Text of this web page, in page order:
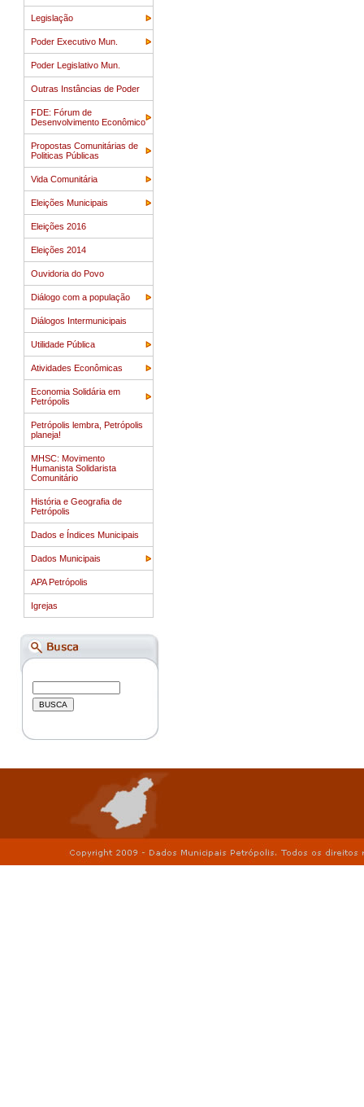
Legislação
Poder Executivo Mun.
Poder Legislativo Mun.
Outras Instâncias de Poder
FDE: Fórum de
Desenvolvimento Econômico
Propostas Comunitárias de
Politicas Públicas
Vida Comunitária
Eleições Municipais
Eleições 2016
Eleições 2014
Ouvidoria do Povo
Diálogo com a população
Diálogos Intermunicipais
Utilidade Pública
Atividades Econômicas
Economia Solidária em
Petrópolis
Petrópolis lembra, Petrópolis
planeja!
MHSC: Movimento
Humanista Solidarista
Comunitário
História e Geografia de
Petrópolis
Dados e Índices Municipais
Dados Municipais
APA Petrópolis
Igrejas